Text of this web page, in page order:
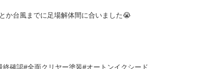
か台風までに足場解体間に合いました😭
終確認#全面クリヤー塗装#オートンイクシード